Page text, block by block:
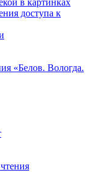
в картинках
доступа к
«Белов. Вологда.